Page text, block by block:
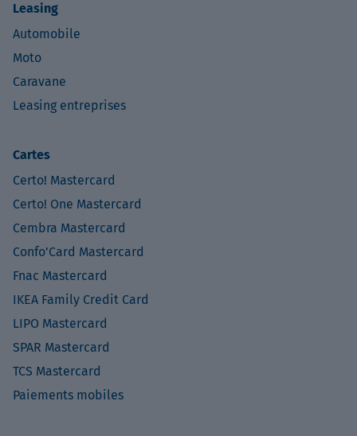
Leasing
Automobile
Moto
Caravane
Leasing entreprises
Cartes
Certo! Mastercard
Certo! One Mastercard
Cembra Mastercard
Confo’Card Mastercard
Fnac Mastercard
IKEA Family Credit Card
LIPO Mastercard
SPAR Mastercard
TCS Mastercard
Paiements mobiles